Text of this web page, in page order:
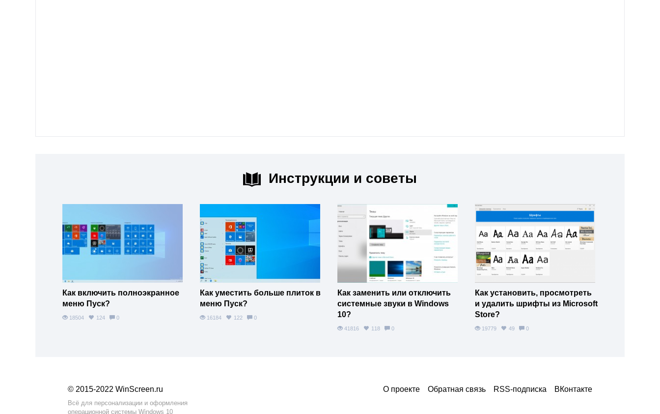
Инструкции и советы
Как включить полноэкранное
меню Пуск?
18504 124 0
Как уместить больше плиток в
меню Пуск?
16184 122 0
Как заменить или отключить
системные звуки в Windows
10?
41816 118 0
Как установить, просмотреть
и удалить шрифты из Microsoft
Store?
19779 49 0
© 2015-2022 WinScreen.ru
Всё для персонализации и оформления
операционной системы Windows 10
О проекте Обратная связь RSS‑подписка ВКонтакте